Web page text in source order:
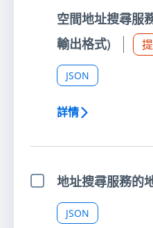
空間地址搜尋服
輸出格式)
JSON
詳情
選擇項目地址搜尋服務的
JSON